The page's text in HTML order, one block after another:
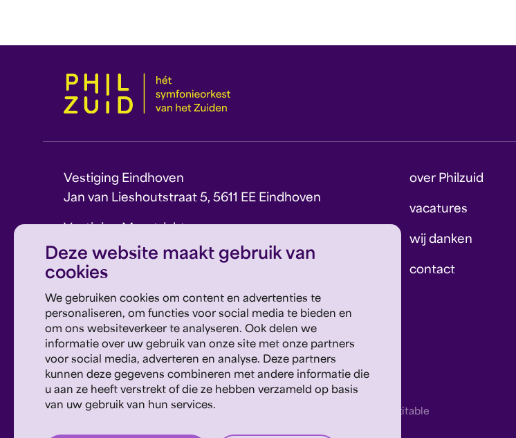
Deze website maakt gebruik van
cookies
We gebruiken cookies om content en advertenties te
personaliseren, om functies voor social media te bieden en
om ons websiteverkeer te analyseren. Ook delen we
informatie over uw gebruik van onze site met onze partners
voor social media, adverteren en analyse. Deze partners
kunnen deze gegevens combineren met andere informatie die
u aan ze heeft verstrekt of die ze hebben verzameld op basis
van uw gebruik van hun services.
Vestiging Eindhoven
Jan van Lieshoutstraat 5, 5611 EE Eindhoven
Sint Theresiaplein 11, 6213 CG Maastricht
E: info@philzuid.nl
T: 088 1660 700
over Philzuid
vacatures
wij danken
contact
privacyverklaring disclaimer website door exitable